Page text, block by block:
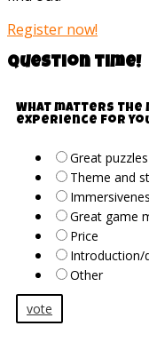
Register now!
Question time!
What matters the
experience for
Great puzzles
Theme and
Great game
Price
Introduction/
Other
vote